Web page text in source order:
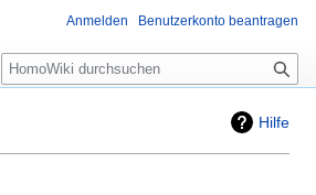
Hilfe
Anmelden Benutzerkonto beantragen
Suche